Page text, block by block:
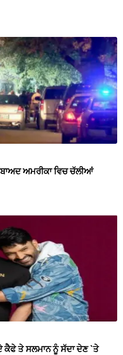
ਅਮਰੀਕਾ ਵਿਚ ਚੱਲੀਆਂ
ਕੈਫੇ ਤੇ ਸਲਮਾਨ ਨੂੰ ਸੱਦਾ ਦੇਣ `ਤੇ